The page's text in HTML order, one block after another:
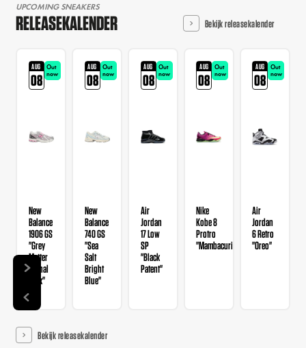
UPCOMING SNEAKERS
RELEASEKALENDER Bekijk releasekalender
AUG
08
Out
now
New
Balance
1906 GS
"Grey
Matter
Signal
Pink"
AUG
08
Out
now
New
Balance
740 GS
"Sea
Salt
Bright
Blue"
AUG
08
Out
now
Air
Jordan
17 Low
SP
"Black
Patent"
AUG
08
Out
now
Nike
Kobe 8
Protro
"Mambacurial"
AUG
08
Out
now
Air
Jordan
6 Retro
"Oreo"
Bekijk releasekalender